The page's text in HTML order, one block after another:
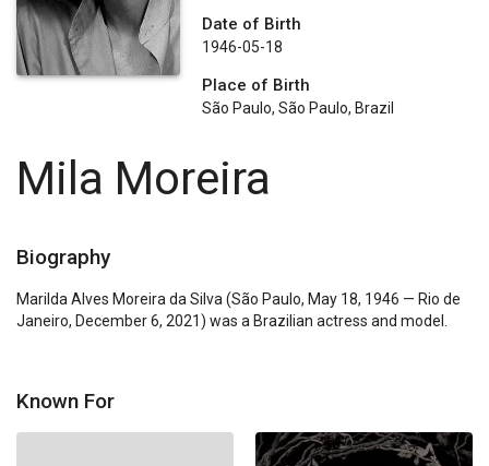
Date of Birth
1946-05-18
Place of Birth
São Paulo, São Paulo, Brazil
Mila Moreira
Biography
Marilda Alves Moreira da Silva (São Paulo, May 18, 1946 — Rio de
Janeiro, December 6, 2021) was a Brazilian actress and model.
Known For